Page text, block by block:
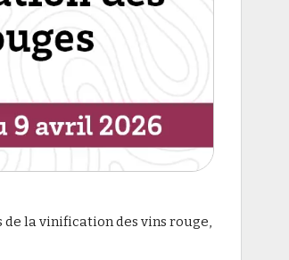
la vinification des vins rouge,